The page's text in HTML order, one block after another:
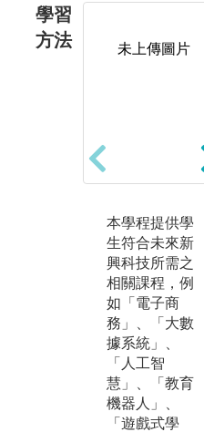
學習
方法
未上傳圖片
本學程提供學
生符合未來新
興科技所需之
相關課程，例
如「電子商
務」、「大數
據系統」、
「人工智
慧」、「教育
機器人」、
「遊戲式學